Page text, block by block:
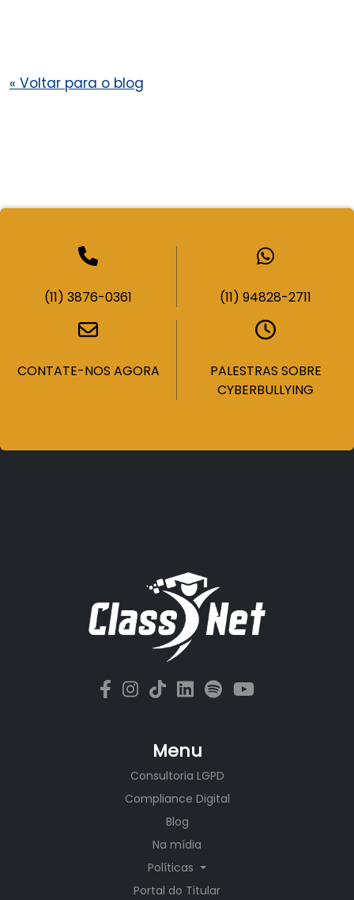
« Voltar para o blog
(11) 3876-0361 (11) 94828-2711
CONTATE-NOS AGORA
PALESTRAS SOBRE
CYBERBULLYING
Menu
Consultoria LGPD
Compliance Digital
Blog
Na mídia
Políticas
Portal do Titular